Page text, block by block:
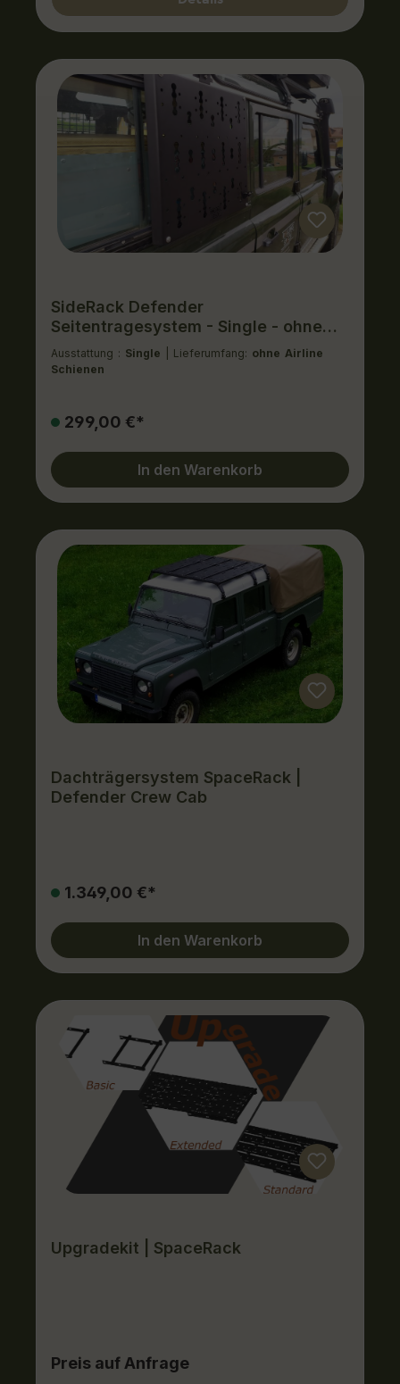
SideRack Defender
Seitentragesystem - Single - ohne
Airline Schienen
Ausstattung : Single | Lieferumfang: ohne Airline
Schienen
299,00 €*
In den Warenkorb
Dachträgersystem SpaceRack |
Defender Crew Cab
1.349,00 €*
In den Warenkorb
Upgradekit | SpaceRack
Preis auf Anfrage